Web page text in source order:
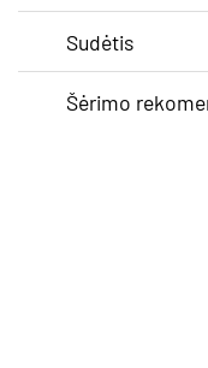
Sudėtis
Šėrimo